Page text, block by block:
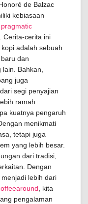
de Balzac
kebiasaan
Cerita-cerita ini
adalah sebuah
dan
Bahkan,
juga
segi penyajian
ramah
kuatnya pengaruh
menikmati
tetapi juga
yang lebih besar.
dari tradisi,
Dengan
lebih dari
, kita
pengalaman